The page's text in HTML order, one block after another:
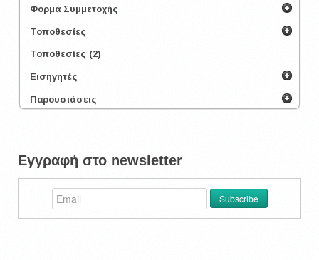
Φόρμα Συμμετοχής
Τοποθεσίες
Τοποθεσίες (2)
Εισηγητές
Παρουσιάσεις
Εγγραφή στο newsletter